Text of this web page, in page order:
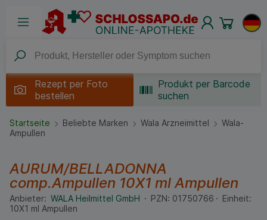
Rezept per Foto
bestellen
Produkt per Barcode
suchen
Startseite Beliebte Marken Wala Arzneimittel
Wala-
Ampullen
AURUM/BELLADONNA
comp.Ampullen 10X1 mlAmpullen
Anbieter: WALA Heilmittel GmbH PZN: 01750766
Einheit:
10X1 ml Ampullen